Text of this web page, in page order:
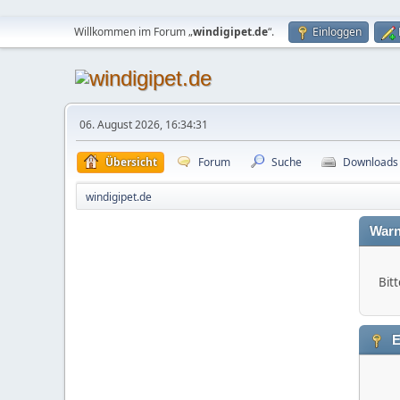
Willkommen im Forum „windigipet.de“. Einloggen
06. August 2026, 16:34:31
Übersicht Forum Suche Downloads
windigipet.de